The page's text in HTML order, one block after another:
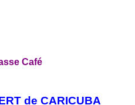
Café
de CARICUBA